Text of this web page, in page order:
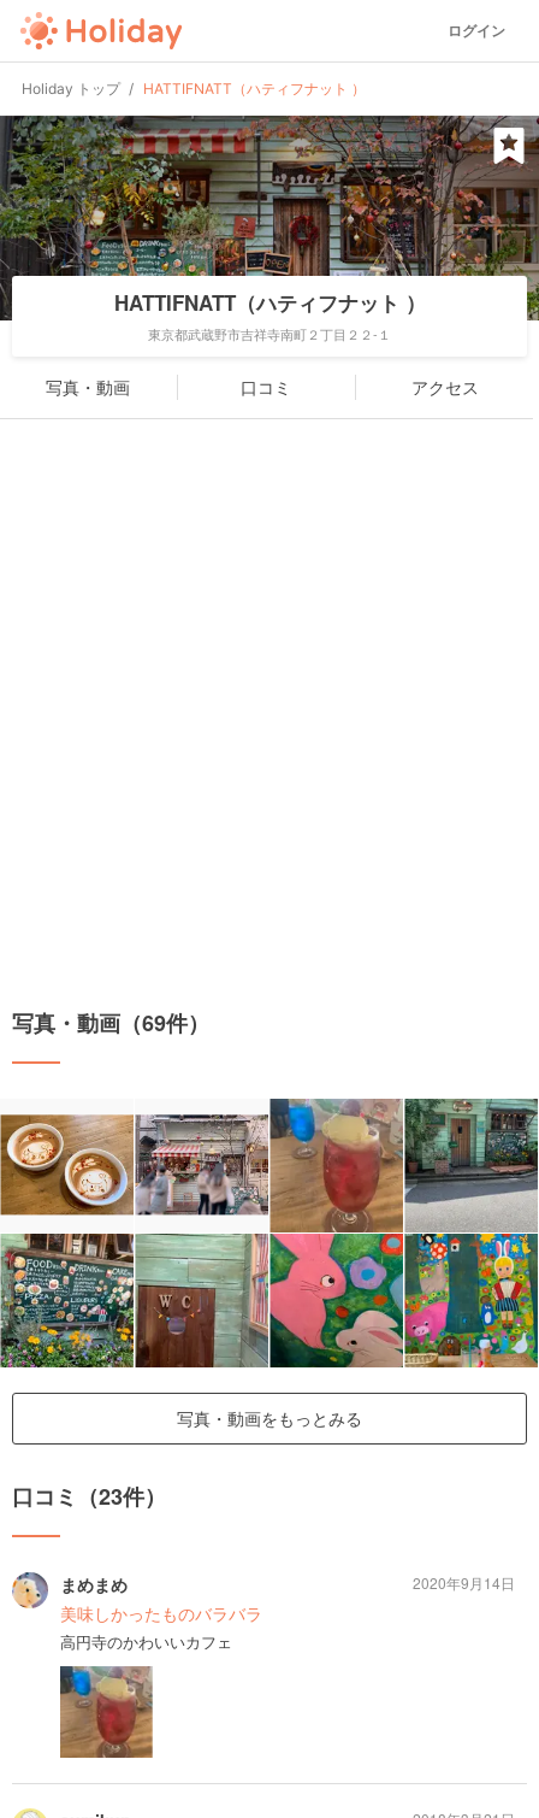
ログイン
Holiday トップ HATTIFNATT（ハティフナット ）
HATTIFNATT（ハティフナット ）
東京都武蔵野市吉祥寺南町２丁目２２-１
写真・動画 口コミ アクセス
写真・動画（69件）
写真・動画をもっとみる
口コミ（23件）
まめまめ
美味しかったものバラバラ
高円寺のかわいいカフェ
2020年9月14日